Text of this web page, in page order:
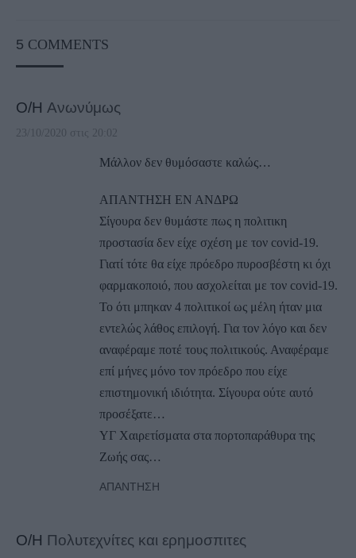
5 COMMENTS
Ο/Η Ανωνύμως
23/10/2020 στις 20:02
Μάλλον δεν θυμόσαστε καλώς…
ΑΠΑΝΤΗΣΗ ΕΝ ΑΝΔΡΩ
Σίγουρα δεν θυμάστε πως η πολιτικη
προστασία δεν είχε σχέση με τον covid-19.
Γιατί τότε θα είχε πρόεδρο πυροσβέστη κι όχι
φαρμακοποιό, που ασχολείται με τον covid-19.
Το ότι μπηκαν 4 πολιτικοί ως μέλη ήταν μια
εντελώς λάθος επιλογή. Για τον λόγο και δεν
αναφέραμε ποτέ τους πολιτικούς. Αναφέραμε
επί μήνες μόνο τον πρόεδρο που είχε
επιστημονική ιδιότητα. Σίγουρα ούτε αυτό
προσέξατε…
ΥΓ Χαιρετίσματα στα πορτοπαράθυρα της
Ζωής σας…
ΑΠΆΝΤΗΣΗ
Ο/Η Πολυτεχνίτες και ερημοσπιτες